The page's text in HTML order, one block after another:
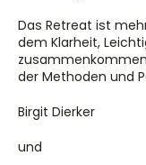
Das Retreat ist
dem Klarheit,
der Methoden und
Birgit Dierker
und